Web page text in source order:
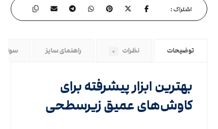
توضیحات نظرات ۰ راهنمای سایز
بهترین ابزار پیشرفته برای
کاوش‌های عمیق زیرسطحی